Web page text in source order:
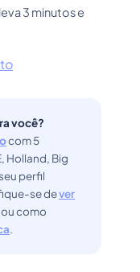
3 minutos e
você?
com 5
Holland, Big
perfil
se dever
ou como
.